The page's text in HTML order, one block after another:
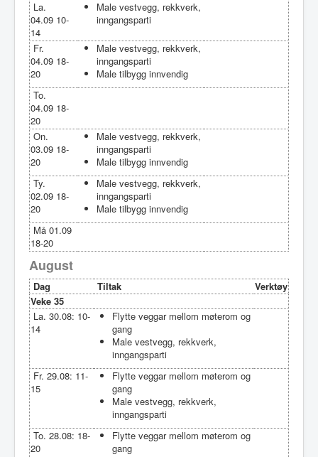
La.
04.09 10-
14
Male vestvegg, rekkverk,
inngangsparti
Fr.
04.09 18-
20
Male vestvegg, rekkverk,
inngangsparti
Male tilbygg innvendig
To.
04.09 18-
20
On.
03.09 18-
20
Male vestvegg, rekkverk,
inngangsparti
Male tilbygg innvendig
Ty.
02.09 18-
20
Male vestvegg, rekkverk,
inngangsparti
Male tilbygg innvendig
Må 01.09
18-20
August
Dag Tiltak
Verktøy
Veke 35
La. 30.08: 10-
14
Flytte veggar mellom møterom og
gang
Male vestvegg, rekkverk,
inngangsparti
Fr. 29.08: 11-
15
Flytte veggar mellom møterom og
gang
Male vestvegg, rekkverk,
inngangsparti
To. 28.08: 18-
20
Flytte veggar mellom møterom og
gang